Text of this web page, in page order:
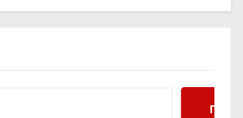
Поиск